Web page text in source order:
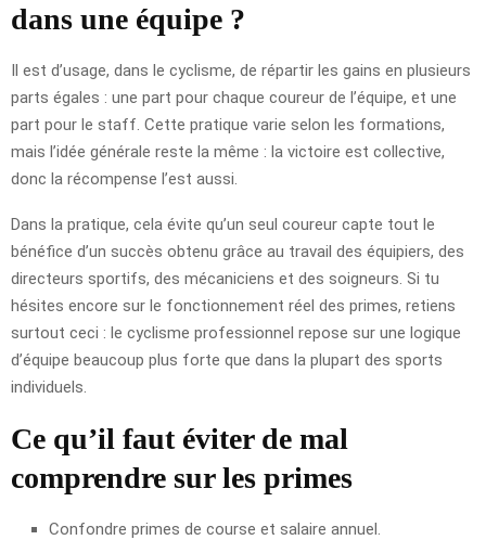
dans une équipe ?
Il est d’usage, dans le cyclisme, de répartir les gains en plusieurs
parts égales : une part pour chaque coureur de l’équipe, et une
part pour le staff. Cette pratique varie selon les formations,
mais l’idée générale reste la même : la victoire est collective,
donc la récompense l’est aussi.
Dans la pratique, cela évite qu’un seul coureur capte tout le
bénéfice d’un succès obtenu grâce au travail des équipiers, des
directeurs sportifs, des mécaniciens et des soigneurs. Si tu
hésites encore sur le fonctionnement réel des primes, retiens
surtout ceci : le cyclisme professionnel repose sur une logique
d’équipe beaucoup plus forte que dans la plupart des sports
individuels.
Ce qu’il faut éviter de mal
comprendre sur les primes
Confondre primes de course et salaire annuel.